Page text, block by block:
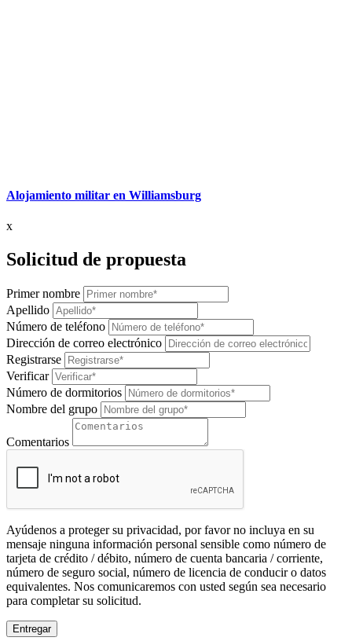
Alojamiento militar en Williamsburg
x
Solicitud de propuesta
Primer nombre
Apellido
Número de teléfono
Dirección de correo electrónico
Registrarse
Verificar
Número de dormitorios
Nombre del grupo
Comentarios
Ayúdenos a proteger su privacidad, por favor no incluya en su
mensaje ninguna información personal sensible como número de
tarjeta de crédito / débito, número de cuenta bancaria / corriente,
número de seguro social, número de licencia de conducir o datos
equivalentes. Nos comunicaremos con usted según sea necesario
para completar su solicitud.
Entregar